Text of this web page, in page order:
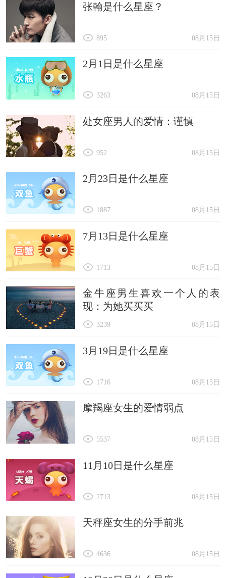
张翰是什么星座？
08月15日
895
2月1日是什么星座
08月15日
3263
处女座男人的爱情：谨慎
08月15日
952
2月23日是什么星座
08月15日
1887
7月13日是什么星座
08月15日
1713
金牛座男生喜欢一个人的表
现：为她买买买
08月15日
3239
3月19日是什么星座
08月15日
1716
摩羯座女生的爱情弱点
08月15日
5537
11月10日是什么星座
08月15日
2713
天秤座女生的分手前兆
08月15日
4636